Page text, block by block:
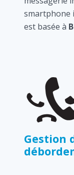
smartphone
est basée à
Gestion